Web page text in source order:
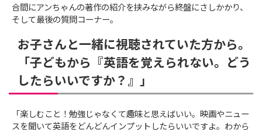
合間にアンちゃんの著作の紹介を挟みながら終盤にさしかかり、
そして最後の質問コーナー。
お子さんと一緒に視聴されていた方から。
「子どもから『英語を覚えられない。どう
したらいいですか？』」
「楽しむこと！勉強じゃなくて趣味と思えばいい。映画やニュー
スを聞いて英語をどんどんインプットしたらいいですよ。わから